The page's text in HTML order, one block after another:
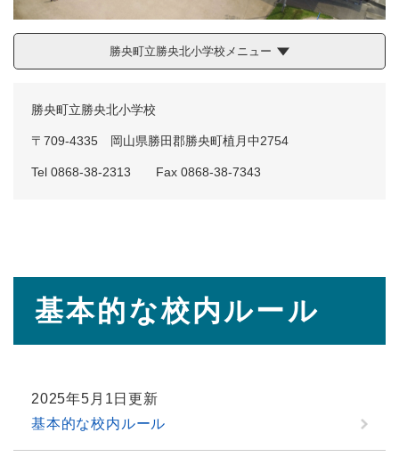
勝央町立勝央北小学校メニュー
基本的な校内ルール
2025年5月1日更新
基本的な校内ルール
勝央町立勝央北小学校
〒709-4335 岡山県勝田郡勝央町植月中2754
Tel 0868-38-2313 Fax 0868-38-7343